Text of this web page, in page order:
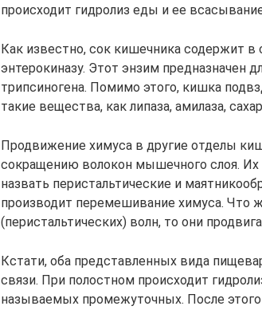
происходит гидролиз еды и ее
Как известно, сок кишечника содержит
энтерокиназу. Этот энзим предназначен
трипсиногена. Помимо этого, кишка
такие вещества, как липаза, амилаза,
Продвижение химуса в другие отделы
сокращению волокон мышечного слоя.
назвать перистальтические и
производит перемешивание химуса. Что
(перистальтических) волн, то они
Кстати, оба представленных вида
связи. При полостном происходит
называемых промежуточных. После